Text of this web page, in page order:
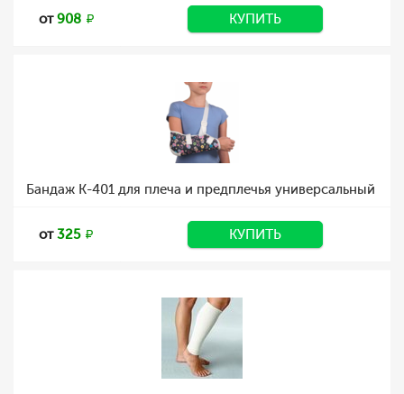
от908 КУПИТЬ
Бандаж К-401 для плеча и предплечья универсальный
от325 КУПИТЬ